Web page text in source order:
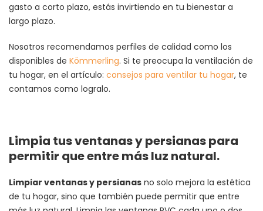
gasto a corto plazo, estás invirtiendo en tu bienestar a
largo plazo.
Nosotros recomendamos perfiles de calidad como los
disponibles de Kömmerling. Si te preocupa la ventilación de
tu hogar, en el artículo: consejos para ventilar tu hogar, te
contamos como logralo.
Limpia tus ventanas y persianas para
permitir que entre más luz natural.
Limpiar ventanas y persianas no solo mejora la estética
de tu hogar, sino que también puede permitir que entre